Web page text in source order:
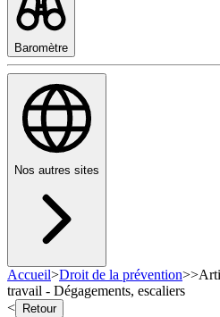
Baromètre
Nos autres sites
Accueil>Droit de la prévention>>
travail - Dégagements, escaliers
<
Retour